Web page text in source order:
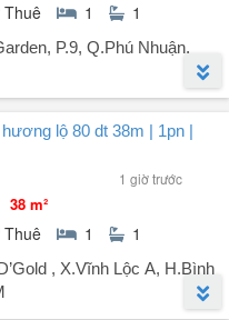
Thuê 1 1
P.9, Q.Phú Nhuận,
(chủ đầu tư NOVALAND)
Gia Định
Nhuận, TP. Hồ Chí Minh
khu BBQ.
lộ 80 dt 38m | 1pn |
1 giờ trước
38 m²
Thuê 1 1
, X.Vĩnh Lộc A, H.Bình